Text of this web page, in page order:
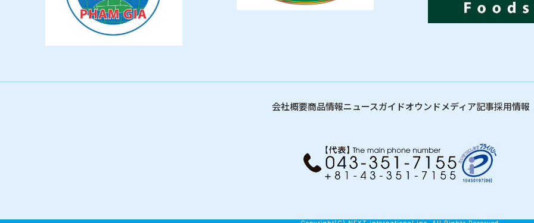
会社概要商品情報ニュースガイドオウンドメディア記事採用情報